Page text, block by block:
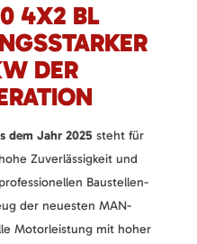
4X2 BL
DER
dem Jahr 2025 steht für
Zuverlässigkeit und
Baustellen-
der neuesten MAN-
Motorleistung mit hoher